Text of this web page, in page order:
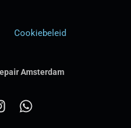
Cookiebeleid
Amsterdam
W